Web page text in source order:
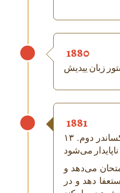
1880
1881
۱۳ مارس: ترور امپراتور الکساندر دوم.
می‌دهد و
دهد و در